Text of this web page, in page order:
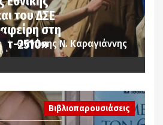
του ΔΣΕ
στη
2510»
Θανάσης Ν. Καραγιάννης
Βιβλιοπαρουσιάσεις